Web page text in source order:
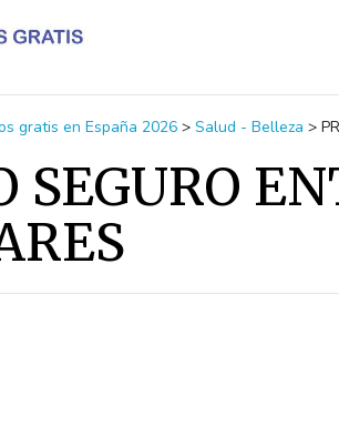
gratis en España 2026 > Salud - Belleza >
SEGURO